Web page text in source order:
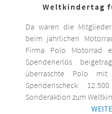
Weltkindertag
Da waren die
beim jährlichen
Firma Polo Motorrad
Spendenerlös
überraschte Polo
Spendenscheck:
Sonderaktion zum